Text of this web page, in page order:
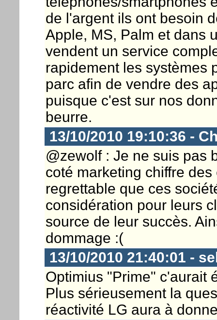
de l'argent ils ont besoin
Apple, MS, Palm et dans
vendent un service
rapidement les systèmes
parc afin de vendre des
puisque c'est sur nos
beurre.
13/10/2010 19:10:36 -
@zewolf : Je ne suis pas
coté marketing chiffre
regrettable que ces
considération pour leurs
source de leur succès.
dommage :(
13/10/2010 21:40:01 -
Optimius "Prime" c'aurait
Plus sérieusement la
réactivité LG aura à